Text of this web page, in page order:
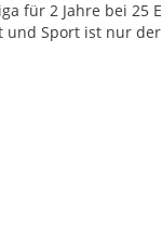
für 2 Jahre bei 25
Sport ist nur der